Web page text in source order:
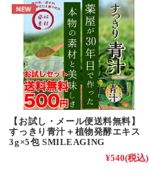
【お試し・メール便送料無料】
すっきり青汁＋植物発酵エキス
3g×5包 SMILEAGING
¥540(税込)